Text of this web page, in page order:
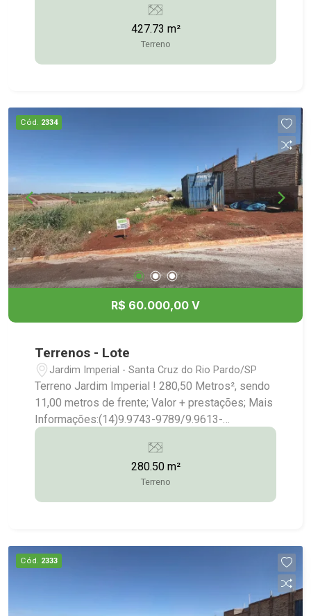
427.73 m²
Terreno
Cód. 2334
R$ 60.000,00 V
Terrenos - Lote
Jardim Imperial - Santa Cruz do Rio Pardo/SP
Terreno Jardim Imperial ! 280,50 Metros², sendo
11,00 metros de frente; Valor + prestações; Mais
Informações:(14)9.9743-9789/9.9613-
5228/3372-2528
280.50 m²
Terreno
Cód. 2333